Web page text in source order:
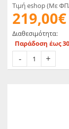
Τιμή eshop (Με
219,00€
Διαθεσιμότητα:
Παράδοση έως